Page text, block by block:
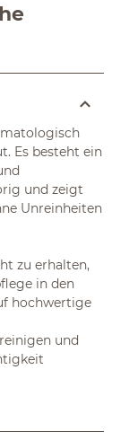
Es besteht ein
und zeigt
Unreinheiten
zu erhalten,
in den
hochwertige
und